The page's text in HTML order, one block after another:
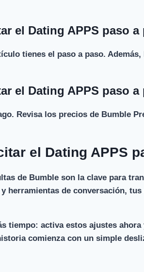
el Dating APPS paso a
tienes el paso a paso.
el Dating APPS paso a
Revisa los precios de Bumble
el Dating APPS
de Bumble son la clave para
herramientas de conversación,
tiempo: activa estos ajustes
comienza con un simple